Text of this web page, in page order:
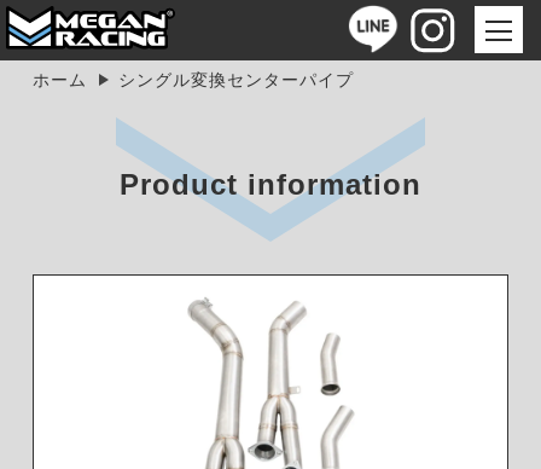
ホーム シングル変換センターパイプ
Product information